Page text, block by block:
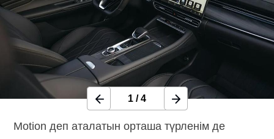
1 /4
Motion деп аталатын орташа түрленім де